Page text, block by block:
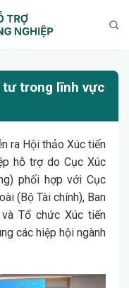
tư trong lĩnh vực
ra Hội thảo Xúc tiến
hỗ trợ do Cục Xúc
phối hợp với Cục
(Bộ Tài chính), Ban
Tổ chức Xúc tiến
các hiệp hội ngành